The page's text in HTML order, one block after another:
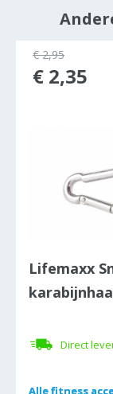
Lifemaxx
Direct
Allefitness
Allefitness
€ 2,95
€ 2,35